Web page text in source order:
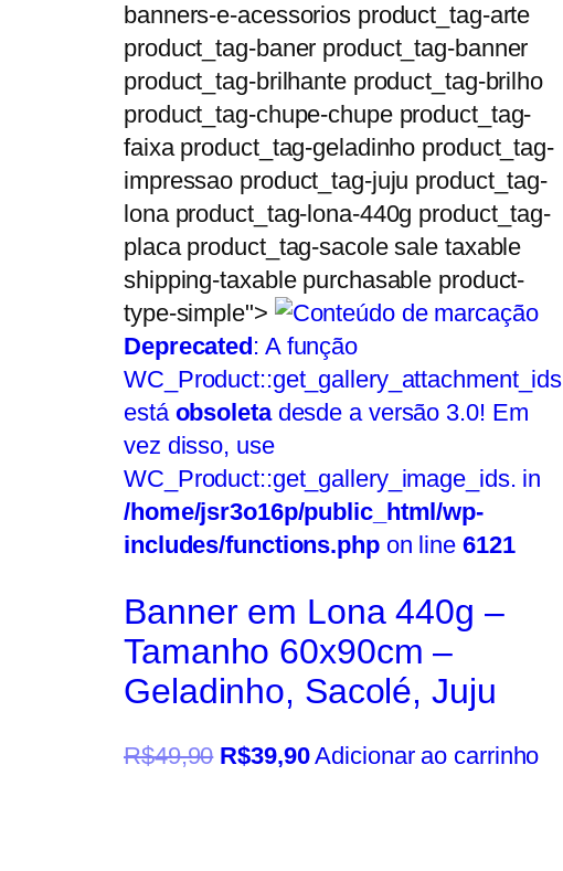
banners-e-acessorios product_tag-arte
product_tag-baner product_tag-banner
product_tag-brilhante product_tag-brilho
product_tag-chupe-chupe product_tag-
faixa product_tag-geladinho product_tag-
impressao product_tag-juju product_tag-
lona product_tag-lona-440g product_tag-
placa product_tag-sacole sale taxable
shipping-taxable purchasable product-
type-simple">
Deprecated: A função
WC_Product::get_gallery_attachment_ids
está obsoletadesde a versão 3.0! Em
vez disso, use
WC_Product::get_gallery_image_ids. in
/home/jsr3o16p/public_html/wp-
includes/functions.phpon line 6121
Banner em Lona 440g –
Tamanho 60x90cm –
Geladinho, Sacolé, Juju
R$49,90 R$39,90Adicionar ao carrinho